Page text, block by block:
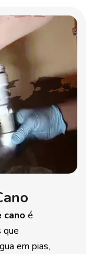
é
que
em pias,